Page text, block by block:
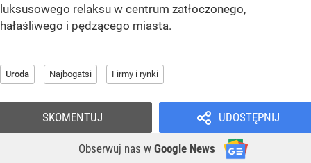
luksusowego relaksu w centrum zatłoczonego,
hałaśliwego i pędzącego miasta.
Uroda Najbogatsi Firmy i rynki
UDOSTĘPNIJ
Obserwuj nas w Google News
SKOMENTUJ